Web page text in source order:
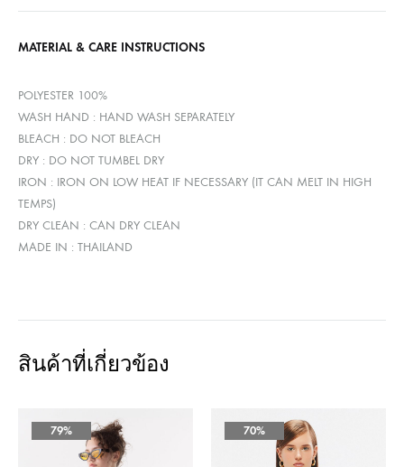
MATERIAL & CARE INSTRUCTIONS
POLYESTER 100%
WASH HAND : HAND WASH SEPARATELY
BLEACH : DO NOT BLEACH
DRY : DO NOT TUMBEL DRY
IRON : IRON ON LOW HEAT IF NECESSARY (IT CAN MELT IN HIGH
TEMPS)
DRY CLEAN : CAN DRY CLEAN
MADE IN : THAILAND
สินค้าที่เกี่ยวข้อง
79% 70%